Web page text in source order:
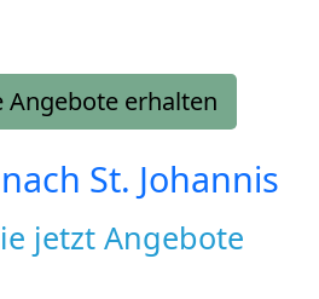
Angebote erhalten
St. Johannis
jetzt Angebote